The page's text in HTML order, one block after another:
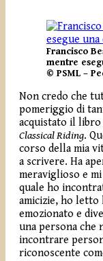
Francisco
mentre
© PSML –
Non credo che
pomeriggio di
acquistato il libro
Classical Riding.
corso della mia
a scrivere. Ha
meraviglioso e
quale ho
amicizie, ho letto
emozionato e
una persona che
incontrare
riconoscente